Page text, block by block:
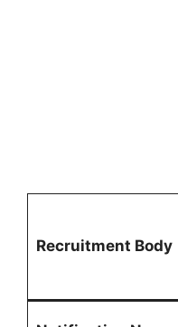
Recruitment Body